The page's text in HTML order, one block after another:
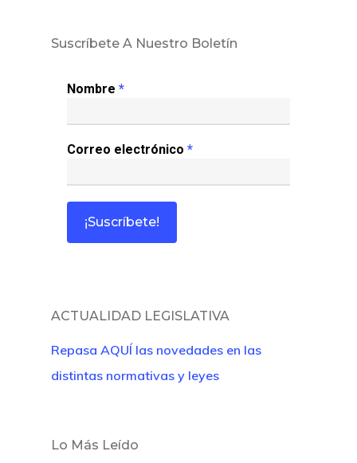
Suscríbete A Nuestro Boletín
Nombre *
Correo electrónico *
ACTUALIDAD LEGISLATIVA
Repasa AQUÍ las novedades en las
distintas normativas y leyes
Lo Más Leído
Inicio
Café Jurídico